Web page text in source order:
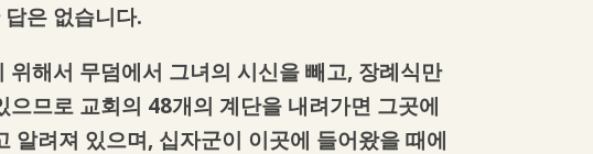
은 없습니다.
해서 무덤에서 그녀의 시신을 빼고, 장례식만
므로 교회의 48개의 계단을 내려가면 그곳에
알려져 있으며, 십자군이 이곳에 들어왔을 때에